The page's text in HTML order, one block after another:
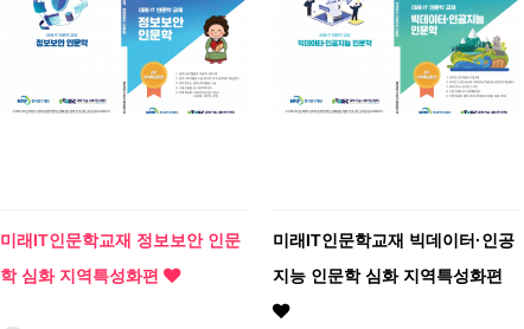
미래IT인문학교재 정보보안 인문
학 심화 지역특성화편
미래IT인문학교재 빅데이터·인공
지능 인문학 심화 지역특성화편